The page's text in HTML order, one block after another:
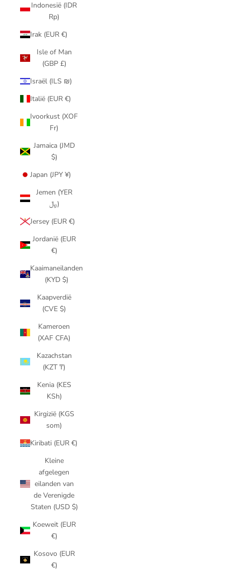
Indonesië (IDR
Rp)
Irak (EUR €)
Isle of Man
(GBP £)
Israël (ILS ₪)
Italië (EUR €)
Ivoorkust (XOF
Fr)
Jamaica (JMD
$)
Japan (JPY ¥)
Jemen (YER
﷼)
Jersey (EUR €)
Jordanië (EUR
€)
Kaaimaneilanden
(KYD $)
Kaapverdië
(CVE $)
Kameroen
(XAF CFA)
Kazachstan
(KZT ₸)
Kenia (KES
KSh)
Kirgizië (KGS
som)
Kiribati (EUR €)
Kleine
afgelegen
eilanden van
de Verenigde
Staten (USD $)
Koeweit (EUR
€)
Kosovo (EUR
€)